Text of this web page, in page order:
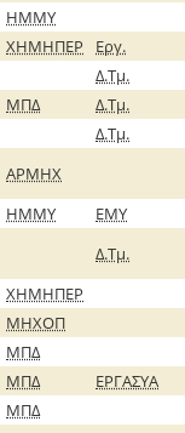
ΗΜΜΥ
ΧΗΜΗΠΕΡ
Εργ.
Δ.Τμ.
ΜΠΔ
Δ.Τμ.
Δ.Τμ.
ΑΡΜΗΧ
ΗΜΜΥ
ΕΜΥ
Δ.Τμ.
ΧΗΜΗΠΕΡ
ΜΗΧΟΠ
ΜΠΔ
ΜΠΔ
ΕΡΓΑΣΥΑ
ΜΠΔ